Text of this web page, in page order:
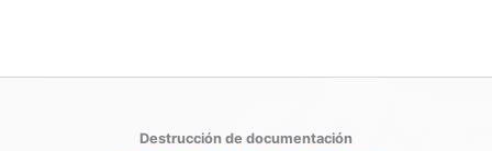
Destrucción de documentación